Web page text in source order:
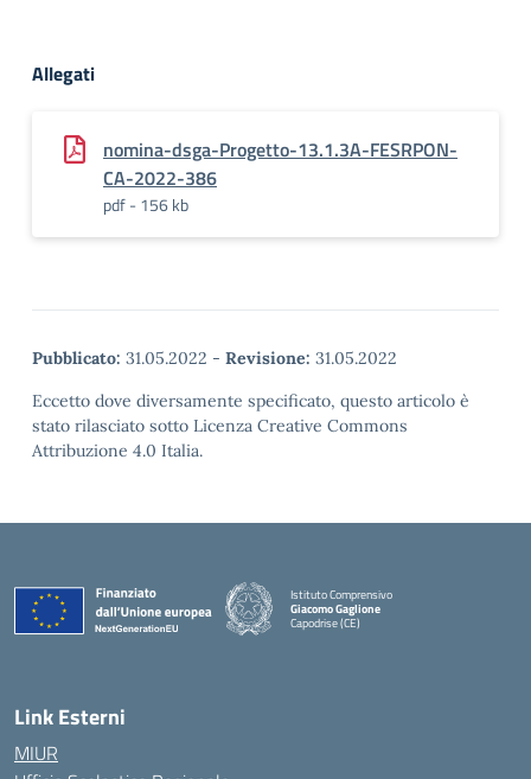
Allegati
nomina-dsga-Progetto-13.1.3A-FESRPON-
CA-2022-386
pdf - 156 kb
Pubblicato: 31.05.2022 - Revisione: 31.05.2022
Eccetto dove diversamente specificato, questo articolo è
stato rilasciato sotto Licenza Creative Commons
Attribuzione 4.0 Italia.
Istituto Comprensivo
Giacomo Gaglione
Capodrise (CE)
— Visita la pagina iniziale della scuola
Link Esterni
MIUR